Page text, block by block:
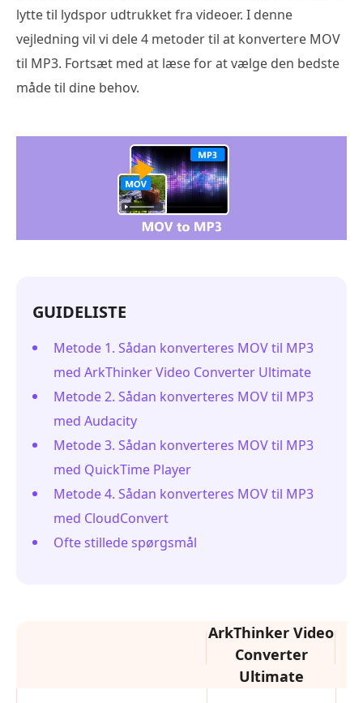
lytte til lydspor udtrukket fra videoer. I denne
vejledning vil vi dele 4 metoder til at konvertere MOV
til MP3. Fortsæt med at læse for at vælge den bedste
måde til dine behov.
GUIDELISTE
Metode 1. Sådan konverteres MOV til MP3
med ArkThinker Video Converter Ultimate
Metode 2. Sådan konverteres MOV til MP3
med Audacity
Metode 3. Sådan konverteres MOV til MP3
med QuickTime Player
Metode 4. Sådan konverteres MOV til MP3
med CloudConvert
Ofte stillede spørgsmål
ArkThinker Video
Converter
Ultimate